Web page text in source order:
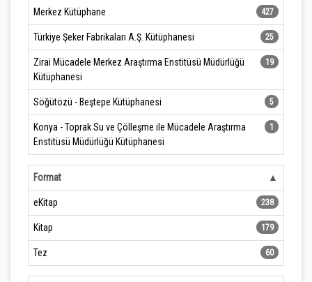
Merkez Kütüphane 427
Türkiye Şeker Fabrikaları A.Ş. Kütüphanesi 25
Zirai Mücadele Merkez Araştırma Enstitüsü Müdürlüğü
Kütüphanesi
19
Söğütözü - Beştepe Kütüphanesi 5
Konya - Toprak Su ve Çölleşme ile Mücadele Araştırma
Enstitüsü Müdürlüğü Kütüphanesi
1
Format
eKitap 238
Kitap 179
Tez 60